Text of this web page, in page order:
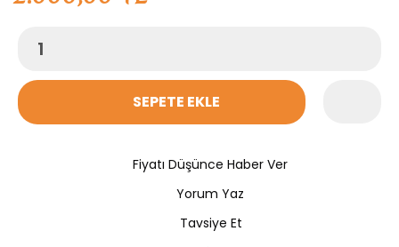
SEPETE EKLE
Fiyatı Düşünce Haber Ver
Yorum Yaz
Tavsiye Et